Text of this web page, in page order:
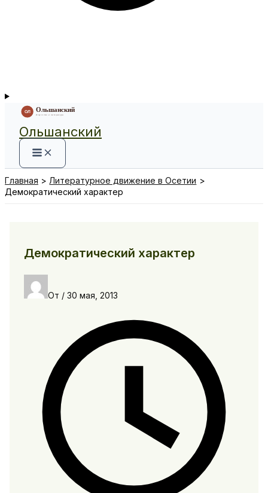
Ольшанский
Главная
Литературное движение в Осетии
Демократический характер
Демократический характер
От / 30 мая, 2013